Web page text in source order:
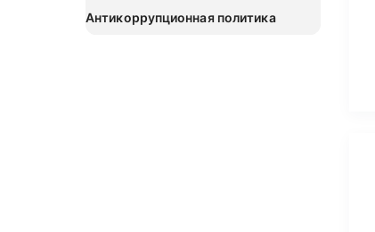
Антикоррупционная политика